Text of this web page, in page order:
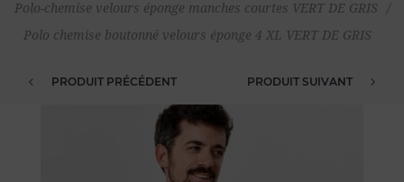
Polo-chemise velours éponge manches courtes VERT DE GRIS
/
Polo chemise boutonné velours éponge 4 XL VERT DE GRIS
PRODUIT PRÉCÉDENT PRODUIT SUIVANT